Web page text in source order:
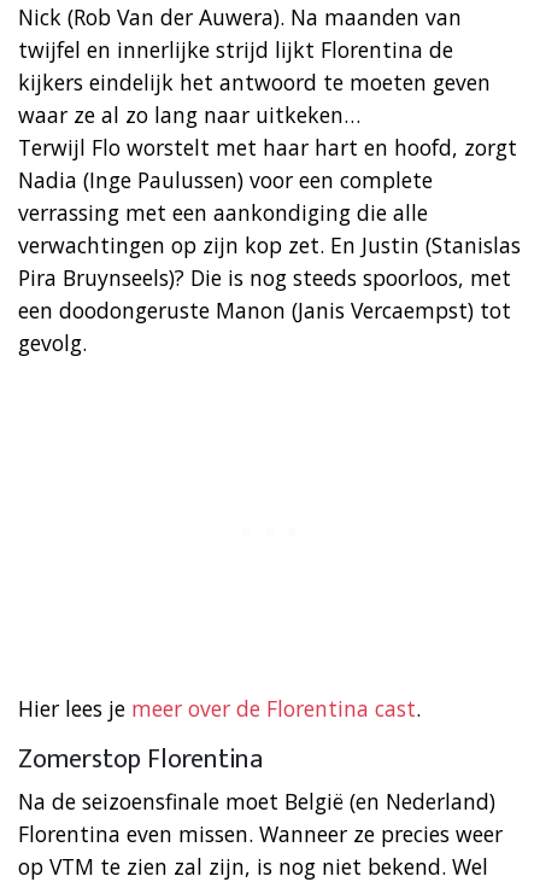
Nick (Rob Van der Auwera). Na maanden van
twijfel en innerlijke strijd lijkt Florentina de
kijkers eindelijk het antwoord te moeten geven
waar ze al zo lang naar uitkeken…
Terwijl Flo worstelt met haar hart en hoofd, zorgt
Nadia (Inge Paulussen) voor een complete
verrassing met een aankondiging die alle
verwachtingen op zijn kop zet. En Justin (Stanislas
Pira Bruynseels)? Die is nog steeds spoorloos, met
een doodongeruste Manon (Janis Vercaempst) tot
gevolg.
Hier lees je meer over de Florentina cast.
Zomerstop Florentina
Na de seizoensfinale moet België (en Nederland)
Florentina even missen. Wanneer ze precies weer
op VTM te zien zal zijn, is nog niet bekend. Wel